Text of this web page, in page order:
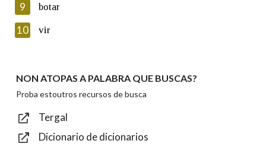
Texto de verificación
Enviar
9 botar
10 vir
NON ATOPAS A PALABRA QUE BUSCAS?
Proba estoutros recursos de busca
Tergal
Dicionario de dicionarios